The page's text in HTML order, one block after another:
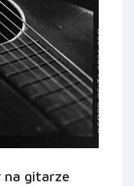
na gitarze